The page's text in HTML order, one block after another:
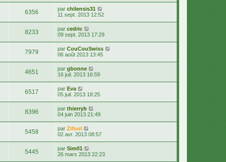
6356 par chilensis31
11 sept. 2013 12:52
8233 par cedric
09 sept. 2013 17:29
7979 par CouCouSwiss
06 août 2013 13:45
4651 par gbonne
16 juil. 2013 16:59
6517 par Eva
05 juil. 2013 18:25
8396 par thierryb
04 juin 2013 21:49
5458 par Zifool
02 avr. 2013 08:57
5445 par Sim01
26 mars 2013 22:23